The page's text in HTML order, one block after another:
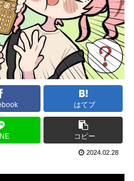
はてブ
コピー
2024.02.28